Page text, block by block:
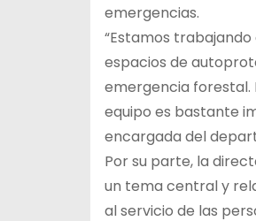
emergencias.
“Estamos
espacios de
emergencia forestal.
equipo es bastante
encargada del
Por su parte, la
un tema central y
al servicio de las